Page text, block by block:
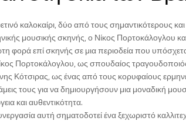
καλοκαίρι, δύο από τους σημαντικότερους
μουσικής σκηνής, ο Νίκος Πορτοκάλογλου
φορά επί σκηνής σε μια περιοδεία που
Πορτοκάλογλου, ως σπουδαίος
Κότσιρας, ως ένας από τους κορυφαίους
τους για να δημιουργήσουν μια μοναδική
και αυθεντικότητα.
αυτή σηματοδοτεί ένα ξεχωριστό